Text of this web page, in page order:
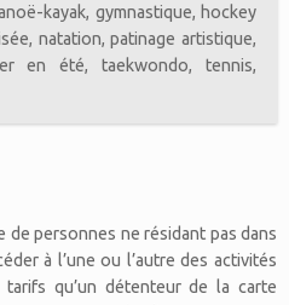
kayak, gymnastique, hockey
natation, patinage artistique,
en été, taekwondo, tennis,
personnes ne résidant pas dans
à l’une ou l’autre des activités
qu’un détenteur de la carte